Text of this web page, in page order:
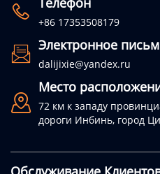
 +86 17353508179
 Электронное
dalijixie@yandex.ru

Место
72 км к западу
дороги Инбинь, город